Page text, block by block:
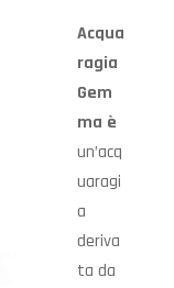
Acqua
ragia
Gem
ma è
un’acq
uaragi
a
deriva
ta da